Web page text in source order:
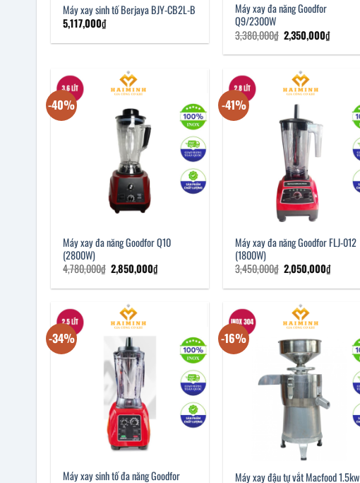
Máy xay sinh tố Berjaya BJY-CB2L-B
5,117,000₫
Máy xay đa năng Goodfor
Q9/2300W
3,380,000₫ Giá
gốc
là:
2,350,000₫Giá
tại
-40%
Máy xay đa năng Goodfor Q10
(2800W)
4,780,000₫ Giá
gốc
là:
2,850,000₫Giá
tại
-41%
Máy xay đa năng Goodfor FLJ-012
(1800W)
3,450,000₫ Giá
gốc
là:
2,050,000₫Giá
tại
-34%
Máy xay sinh tố đa năng Goodfor
-16%
Máy xay đậu tự vắt Macfood 1.5kw